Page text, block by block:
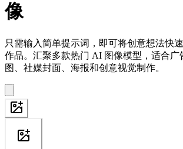
像
只需输入简单提示词，即可将创意想法快
作品。汇聚多款热门 AI 图像模型，适合广
图、社媒封面、海报和创意视觉制作。